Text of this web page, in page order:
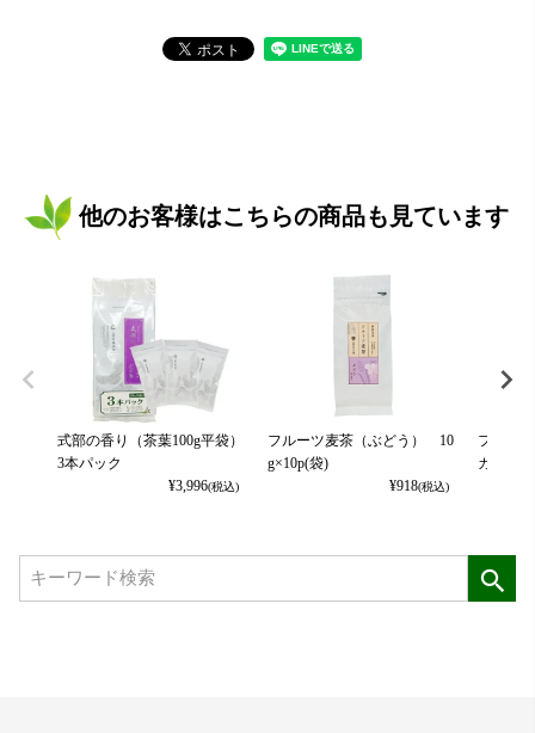
他のお客様はこちらの商品も見ています
式部の香り（茶葉100g平袋）
3本パック
¥3,996(税込)
フルーツ麦茶（ぶどう） 10
g×10p(袋)
¥918(税込)
フルー
カット